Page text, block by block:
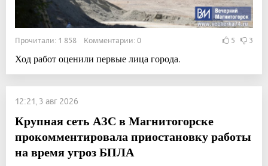
Прочитали: 1 858 Комментарии: 0 5 3
Ход работ оценили первые лица города.
12:21, 3 авг 2026
Крупная сеть АЗС в Магнитогорске
прокомментировала приостановку работы
на время угроз БПЛА